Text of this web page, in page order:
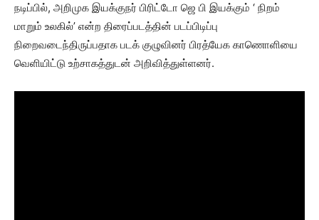
நடிப்பில், அறிமுக இயக்குநர் பிரிட்டோ ஜெ பி இயக்கும் ‘ நிறம்
மாறும் உலகில்’ என்ற திரைப்படத்தின் படப்பிடிப்பு
நிறைவடைந்திருப்பதாக படக் குழுவினர் பிரத்யேக காணொளியை
வெளியிட்டு உற்சாகத்துடன் அறிவித்துள்ளனர்.